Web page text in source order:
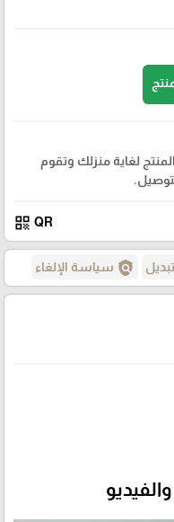
لغاية منزلك وتقوم
QR
qr_code
policy سياسة الإلغاء